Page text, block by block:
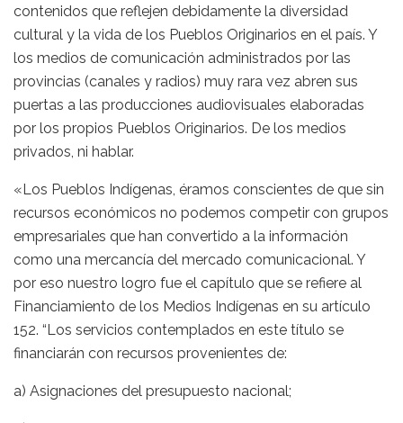
contenidos que reflejen debidamente la diversidad
cultural y la vida de los Pueblos Originarios en el país. Y
los medios de comunicación administrados por las
provincias (canales y radios) muy rara vez abren sus
puertas a las producciones audiovisuales elaboradas
por los propios Pueblos Originarios. De los medios
privados, ni hablar.
«Los Pueblos Indígenas, éramos conscientes de que sin
recursos económicos no podemos competir con grupos
empresariales que han convertido a la información
como una mercancía del mercado comunicacional. Y
por eso nuestro logro fue el capítulo que se refiere al
Financiamiento de los Medios Indígenas en su artículo
152. “Los servicios contemplados en este título se
financiarán con recursos provenientes de:
a) Asignaciones del presupuesto nacional;